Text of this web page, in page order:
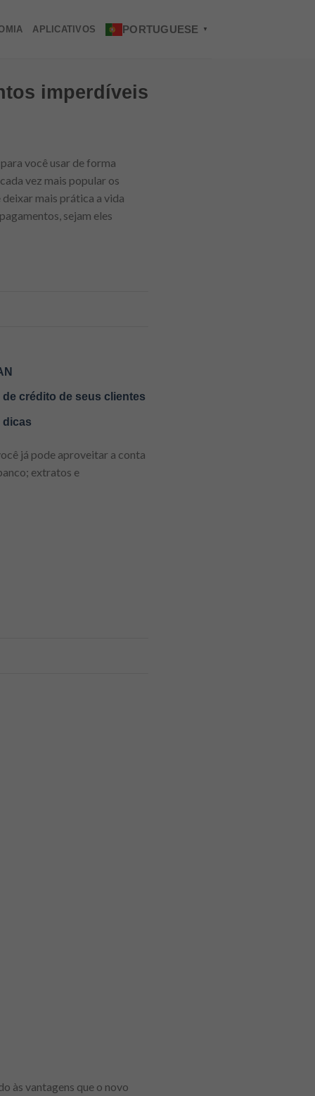
APLICATIVOS PORTUGUESE ▼
imperdíveis
você usar de forma
vez mais popular os
mais prática a vida
sejam eles
crédito de seus clientes
dicas
já pode aproveitar a conta
extratos e
às vantagens que o novo